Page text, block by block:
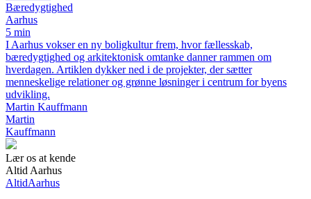
Bæredygtighed
Aarhus
5 min
I Aarhus vokser en ny boligkultur frem, hvor fællesskab,
bæredygtighed og arkitektonisk omtanke danner rammen om
hverdagen. Artiklen dykker ned i de projekter, der sætter
menneskelige relationer og grønne løsninger i centrum for byens
udvikling.
Martin Kauffmann
Martin
Kauffmann
Lær os at kende
Altid Aarhus
AltidAarhus